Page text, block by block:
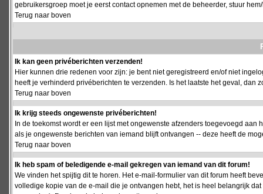
gebruikersgroep moet je eerst contact opnemen met de beheerder, stuur
Terug naar boven
Ik kan geen privéberichten verzenden!
Hier kunnen drie redenen voor zijn: je bent niet geregistreerd en/of niet
heeft je verhinderd privéberichten te verzenden. Is het laatste het geval, dan
Terug naar boven
Ik krijg steeds ongewenste privéberichten!
In de toekomst wordt er een lijst met ongewenste afzenders toegevoegd
als je ongewenste berichten van iemand blijft ontvangen -- deze heeft de
Terug naar boven
Ik heb spam of beledigende e-mail gekregen van iemand van dit forum!
We vinden het spijtig dit te horen. Het e-mail-formulier van dit forum heeft
volledige kopie van de e-mail die je ontvangen hebt, het is heel belangrijk